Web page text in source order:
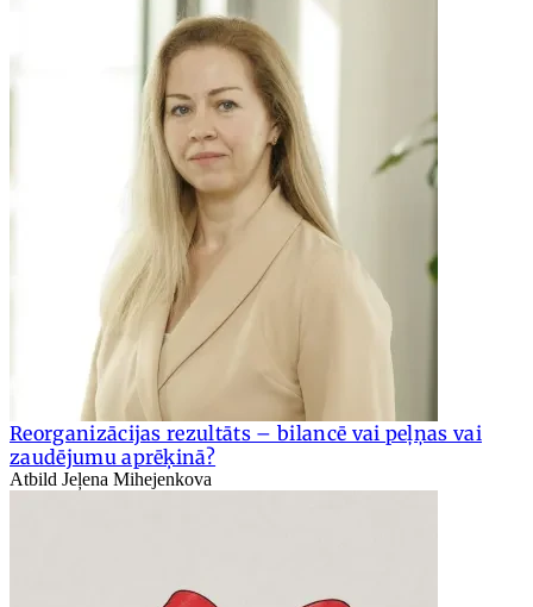
Reorganizācijas rezultāts – bilancē vai peļņas vai
zaudējumu aprēķinā?
Atbild Jeļena Mihejenkova